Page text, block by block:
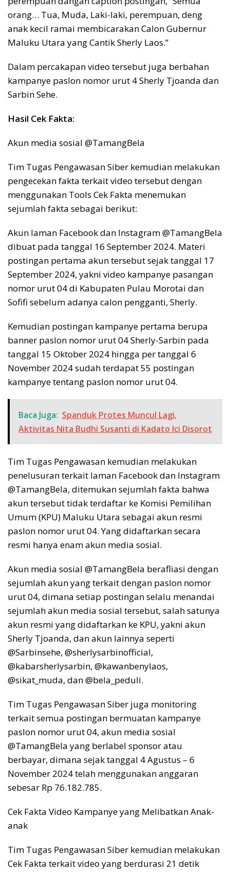
orang… Tua, Muda, Laki-laki, perempuan, deng
anak kecil ramai membicarakan Calon Gubernur
Maluku Utara yang Cantik Sherly Laos.”
Dalam percakapan video tersebut juga berbahan
kampanye paslon nomor urut 4 Sherly Tjoanda dan
Sarbin Sehe.
Hasil Cek Fakta:
Akun media sosial @TamangBela
Tim Tugas Pengawasan Siber kemudian melakukan
pengecekan fakta terkait video tersebut dengan
menggunakan Tools Cek Fakta menemukan
sejumlah fakta sebagai berikut:
Akun laman Facebook dan Instagram @TamangBela
dibuat pada tanggal 16 September 2024. Materi
postingan pertama akun tersebut sejak tanggal 17
September 2024, yakni video kampanye pasangan
nomor urut 04 di Kabupaten Pulau Morotai dan
Sofifi sebelum adanya calon pengganti, Sherly.
Kemudian postingan kampanye pertama berupa
banner paslon nomor urut 04 Sherly-Sarbin pada
tanggal 15 Oktober 2024 hingga per tanggal 6
November 2024 sudah terdapat 55 postingan
kampanye tentang paslon nomor urut 04.
Baca Juga: Spanduk Protes Muncul Lagi,
Aktivitas Nita Budhi Susanti di Kadato Ici Disorot
Tim Tugas Pengawasan kemudian melakukan
penelusuran terkait laman Facebook dan Instagram
@TamangBela, ditemukan sejumlah fakta bahwa
akun tersebut tidak terdaftar ke Komisi Pemilihan
Umum (KPU) Maluku Utara sebagai akun resmi
paslon nomor urut 04. Yang didaftarkan secara
resmi hanya enam akun media sosial.
Akun media sosial @TamangBela berafliasi dengan
sejumlah akun yang terkait dengan paslon nomor
urut 04, dimana setiap postingan selalu menandai
sejumlah akun media sosial tersebut, salah satunya
akun resmi yang didaftarkan ke KPU, yakni akun
Sherly Tjoanda, dan akun lainnya seperti
@Sarbinsehe, @sherlysarbinofficial,
@kabarsherlysarbin, @kawanbenylaos,
@sikat_muda, dan @bela_peduli.
Tim Tugas Pengawasan Siber juga monitoring
terkait semua postingan bermuatan kampanye
paslon nomor urut 04, akun media sosial
@TamangBela yang berlabel sponsor atau
berbayar, dimana sejak tanggal 4 Agustus – 6
November 2024 telah menggunakan anggaran
sebesar Rp 76.182.785.
Cek Fakta Video Kampanye yang Melibatkan Anak-
anak
Tim Tugas Pengawasan Siber kemudian melakukan
Cek Fakta terkait video yang berdurasi 21 detik